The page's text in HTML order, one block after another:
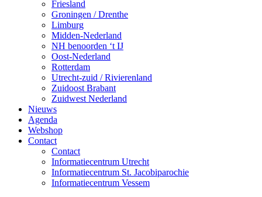
Friesland
Groningen / Drenthe
Limburg
Midden-Nederland
NH benoorden ‘t IJ
Oost-Nederland
Rotterdam
Utrecht-zuid / Rivierenland
Zuidoost Brabant
Zuidwest Nederland
Nieuws
Agenda
Webshop
Contact
Contact
Informatiecentrum Utrecht
Informatiecentrum St. Jacobiparochie
Informatiecentrum Vessem